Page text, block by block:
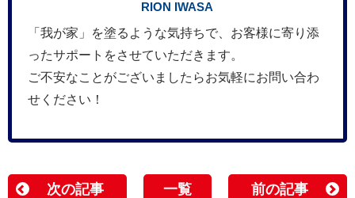
RION IWASA
「我が家」を塗るような気持ちで、お客様に寄り添
ったサポートをさせていただきます。
ご不安なことがございましたらお気軽にお問い合わ
せください！
次の記事 一覧 前の記事